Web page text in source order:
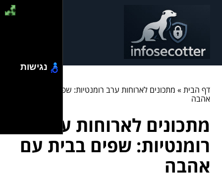
דף הבית» מתכונים לארוחות ערב רומנטיות: שפים בבית עם
אהבה
מתכונים לארוחות ערב
רומנטיות: שפים בבית עם
אהבה
נגישות